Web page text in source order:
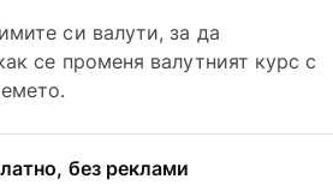
си валути, за да
се променя валутният курс с
без реклами